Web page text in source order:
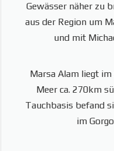
Gewässer näher zu
aus der Region um
und mit
Marsa Alam liegt
Meer ca. 270km
Tauchbasis befand
im